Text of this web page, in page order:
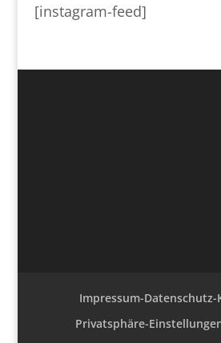
[instagram-feed]
Impressum-
Privatsphäre-